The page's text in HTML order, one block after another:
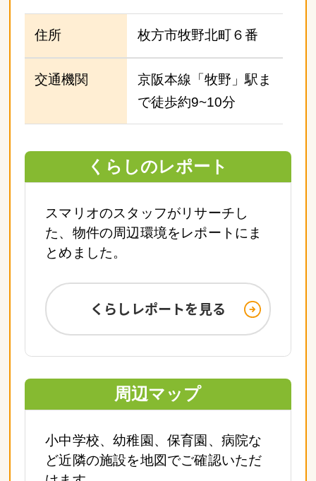
住所 枚方市牧野北町６番
交通機関
京阪本線「牧野」駅ま
で徒歩約9~10分
くらしのレポート
スマリオのスタッフがリサーチし
た、物件の周辺環境をレポートにま
とめました。
くらしレポートを見る
周辺マップ
小中学校、幼稚園、保育園、病院な
ど近隣の施設を地図でご確認いただ